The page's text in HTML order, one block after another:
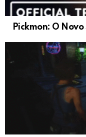
Pickmon: O